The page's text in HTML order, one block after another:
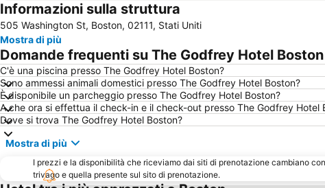
Informazioni sulla struttura
505 Washington St, Boston, 02111, Stati Uniti
Mostra di più
Domande frequenti su The Godfrey Hotel Boston
C'è una piscina presso The Godfrey Hotel Boston?
Sono ammessi animali domestici presso The Godfrey Hotel Boston?
È disponibile un parcheggio presso The Godfrey Hotel Boston?
A che ora si effettua il check-in e il check-out presso The Godfrey Hotel
Dove si trova The Godfrey Hotel Boston?
Mostra di più
I prezzi e la disponibilità che riceviamo dai siti di prenotazione cambiano
trivago e quella presente sul sito di prenotazione.